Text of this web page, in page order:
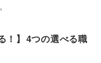
。
！ 】 4つの選べる職